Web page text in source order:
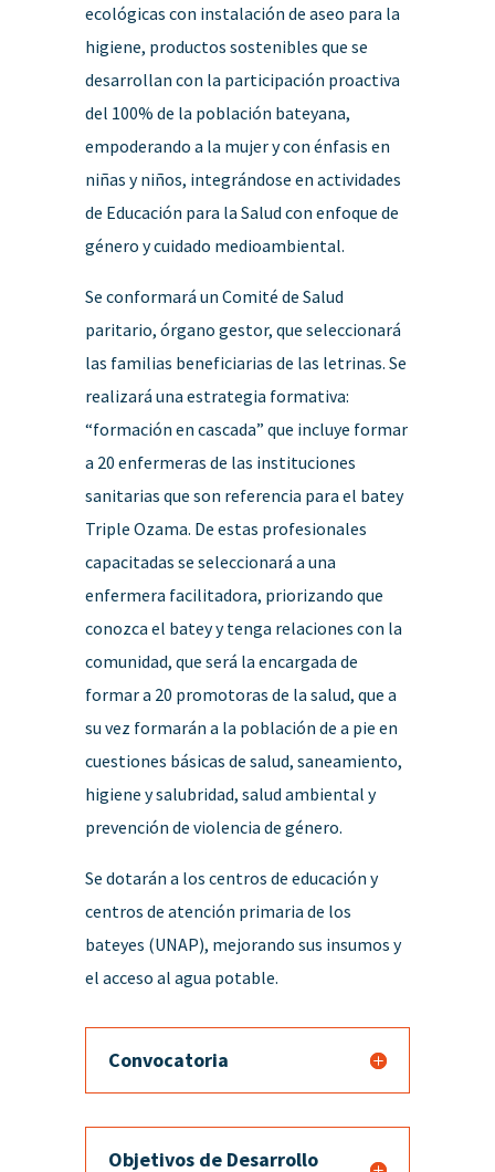
ecológicas con instalación de aseo para la
higiene, productos sostenibles que se
desarrollan con la participación proactiva
del 100% de la población bateyana,
empoderando a la mujer y con énfasis en
niñas y niños, integrándose en actividades
de Educación para la Salud con enfoque de
género y cuidado medioambiental.
Se conformará un Comité de Salud
paritario, órgano gestor, que seleccionará
las familias beneficiarias de las letrinas. Se
realizará una estrategia formativa:
“formación en cascada” que incluye formar
a 20 enfermeras de las instituciones
sanitarias que son referencia para el batey
Triple Ozama. De estas profesionales
capacitadas se seleccionará a una
enfermera facilitadora, priorizando que
conozca el batey y tenga relaciones con la
comunidad, que será la encargada de
formar a 20 promotoras de la salud, que a
su vez formarán a la población de a pie en
cuestiones básicas de salud, saneamiento,
higiene y salubridad, salud ambiental y
prevención de violencia de género.
Se dotarán a los centros de educación y
centros de atención primaria de los
bateyes (UNAP), mejorando sus insumos y
el acceso al agua potable.
Convocatoria
Objetivos de Desarrollo